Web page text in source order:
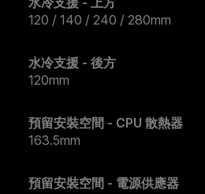
120 / 140 / 240 / 280mm
水冷支援 - 後方
120mm
預留安裝空間 - CPU 散熱器
163.5mm
預留安裝空間 - 電源供應器